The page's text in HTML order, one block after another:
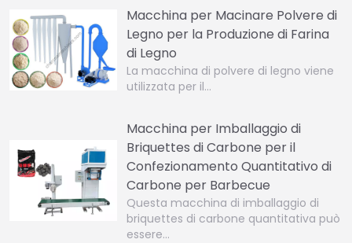
Macchina per Macinare Polvere di
Legno per la Produzione di Farina
di Legno
La macchina di polvere di legno viene
utilizzata per il…
Macchina per Imballaggio di
Briquettes di Carbone per il
Confezionamento Quantitativo di
Carbone per Barbecue
Questa macchina di imballaggio di
briquettes di carbone quantitativa può
essere…